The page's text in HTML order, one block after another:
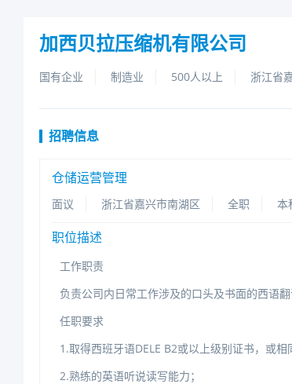
加西贝拉压缩机有限公司
国有企业 制造业 500人以上 浙江省
招聘信息
仓储运营管理
面议 浙江省嘉兴市南湖区 全职 本
职位描述
工作职责
负责公司内日常工作涉及的口头及书面的西语
任职要求
1.取得西班牙语DELEB2或以上级别证书，或相
2.熟练的英语听说读写能力；